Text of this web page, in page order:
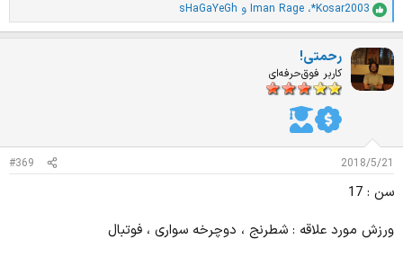
ا
م
ت
ی
ا
ز
*Kosar2003، Iman Rage و sHaGaYeGh
رحمتی!
کاربر فوق‌حرفه‌ای
2018/5/21
#369
سن : 17
ورزش مورد علاقه : شطرنج ، دوچرخه سواری ، فوتبال